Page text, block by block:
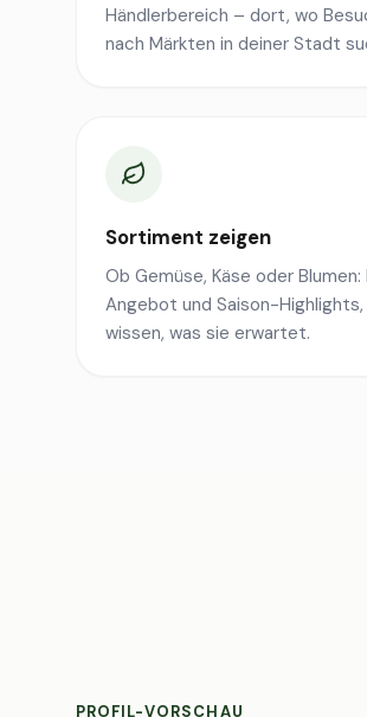
Händlerbereich – dort, wo
nach Märkten in deiner Stadt
Sortiment zeigen
Ob Gemüse, Käse oder
Angebot und Saison-
wissen, was sie erwartet.
PROFIL-VORSCHAU